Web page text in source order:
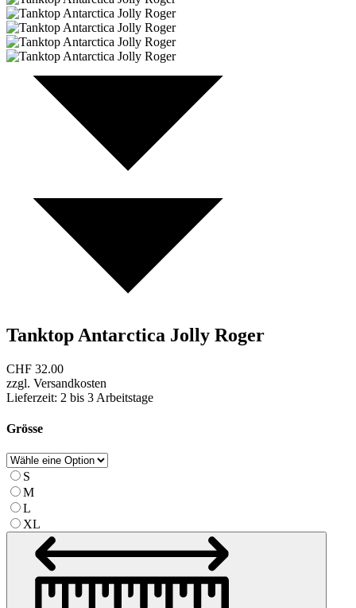
Tanktop Antarctica Jolly Roger
CHF 32.00
zzgl. Versandkosten
Lieferzeit: 2 bis 3 Arbeitstage
Grösse
S
M
L
XL